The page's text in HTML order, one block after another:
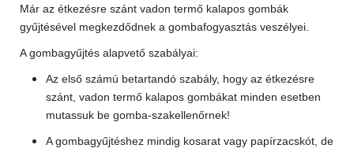
Már az étkezésre szánt vadon termő kalapos gombák
gyűjtésével megkezdődnek a gombafogyasztás veszélyei.
A gombagyűjtés alapvető szabályai:
Az első számú betartandó szabály, hogy az étkezésre
szánt, vadon termő kalapos gombákat minden esetben
mutassuk be gomba-szakellenőrnek!
A gombagyűjtéshez mindig kosarat vagy papírzacskót, de